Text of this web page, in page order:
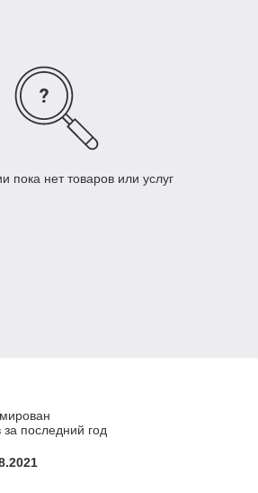
пока нет товаров или услуг
последний год